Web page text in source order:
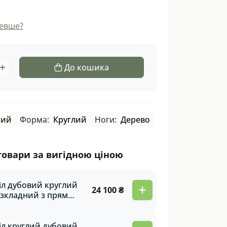
До кошика
Форма: Круглий Ноги: Дерево
за вигідною ціною
дубовий круглий
з прямим
24 100 ₴ +